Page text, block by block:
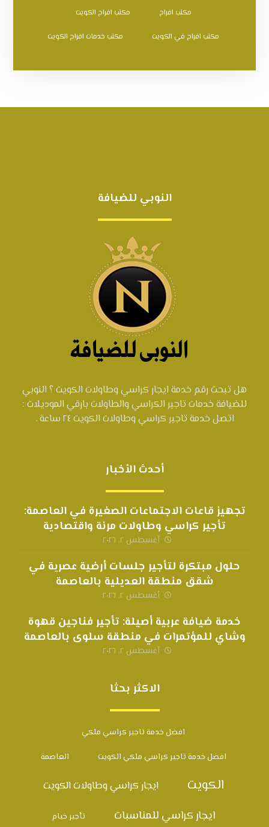
مكتب افراح مكتب افراح الكويت
مكتب افراح في الكويت مكتب خدمات افراح الكويت
النوبي للضيافة
هل تبحث رقم خدمة ايجار كراسي وطاولات الكويت ؟ النوبي
للضيافة خدمات تاجير الكراسي والطاولات بارقي الموديلات :
اتصل خدمة تاجير كراسي وطاولات الكويت ٢٤ ساعة .
أحدث الأخبار
تجهيز قاعات الاجتماعات الصغيرة في العاصمة:
تأجير كراسي وطاولات مرنة واقتصادية
أغسطس ٢, ٢٠٢٦
حلول مبتكرة لتأجير جلسات أرضية عصرية في
شقق منطقة العديلية بالعاصمة
أغسطس ٢, ٢٠٢٦
خدمة ضيافة عربية أصيلة: تأجير فناجين قهوة
وشاي للمؤتمرات في منطقة سلوى بالعاصمة
أغسطس ٢, ٢٠٢٦
الاكثر بحثا
افضل خدمة تاجير كراسي ملكي
افضل خدمة تاجير كراسي ملكي الكويت العاصمة
الكويت ايجار كراسي وطاولات الكويت
ايجار كراسي للمناسبات تأجير خيام